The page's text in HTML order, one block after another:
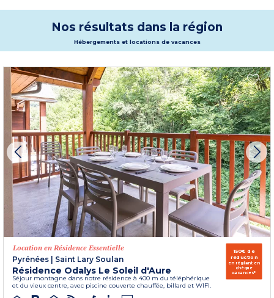
verdoyantes de la région. Le tout dans l’ambiance festive et familiale de la
station au charme typiquement montagnard !
Plus d'informations
Nos résultats dans la région
Hébergements et locations de vacances
Location en Résidence Essentielle
Pyrénées
Saint Lary Soulan
Résidence Odalys Le Soleil d'Aure
Séjour montagne dans notre résidence à 400 m du téléphérique
et du vieux centre, avec piscine couverte chauffée, billard et WIFI.
150€ de
réduction
en réglant en
chèque
vacances*